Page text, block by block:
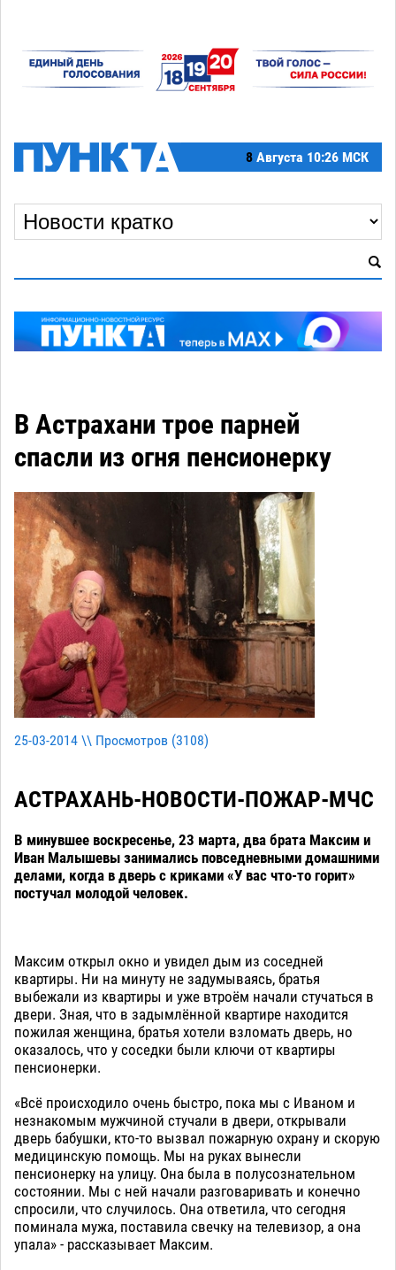
8 Августа 10:26 МСК
В Астрахани трое парней
спасли из огня пенсионерку
25-03-2014 \\ Просмотров (3108)
АСТРАХАНЬ-НОВОСТИ-ПОЖАР-МЧС
В минувшее воскресенье, 23 марта, два брата Максим и
Иван Малышевы занимались повседневными домашними
делами, когда в дверь с криками «У вас что-то горит»
постучал молодой человек.
Максим открыл окно и увидел дым из соседней
квартиры. Ни на минуту не задумываясь, братья
выбежали из квартиры и уже втроём начали стучаться в
двери. Зная, что в задымлённой квартире находится
пожилая женщина, братья хотели взломать дверь, но
оказалось, что у соседки были ключи от квартиры
пенсионерки.
«Всё происходило очень быстро, пока мы с Иваном и
незнакомым мужчиной стучали в двери, открывали
дверь бабушки, кто-то вызвал пожарную охрану и скорую
медицинскую помощь. Мы на руках вынесли
пенсионерку на улицу. Она была в полусознательном
состоянии. Мы с ней начали разговаривать и конечно
спросили, что случилось. Она ответила, что сегодня
поминала мужа, поставила свечку на телевизор, а она
упала» - рассказывает Максим.